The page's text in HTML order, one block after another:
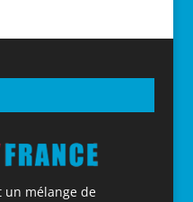
un mélange de